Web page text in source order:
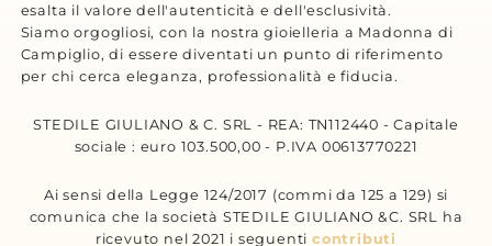
esalta il valore dell'autenticità e dell'esclusività.
Siamo orgogliosi, con la nostra gioielleria a Madonna di
Campiglio, di essere diventati un punto di riferimento
per chi cerca eleganza, professionalità e fiducia.
STEDILE GIULIANO & C. SRL - REA: TN112440 - Capitale
sociale : euro 103.500,00 - P.IVA 00613770221
Ai sensi della Legge 124/2017 (commi da 125 a 129) si
comunica che la società STEDILE GIULIANO &C. SRL ha
ricevuto nel 2021 i seguenticontributi